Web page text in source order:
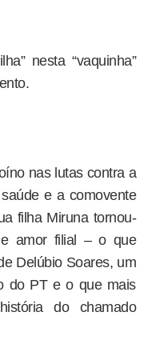
nesta “vaquinha”
nas lutas contra a
e a comovente
filha Miruna tornou-
amor filial – o que
Delúbio Soares, um
do PT e o que mais
do chamado